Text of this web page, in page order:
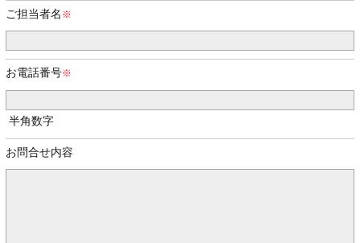
ご担当者名
お電話番号
半角数字
お問合せ内容